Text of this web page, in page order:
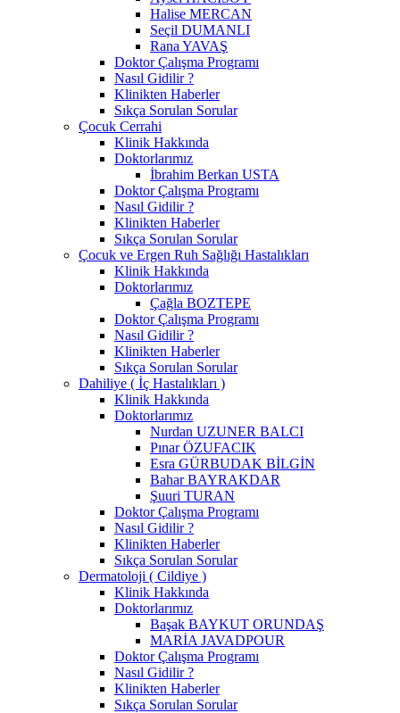
Halise MERCAN
Seçil DUMANLI
Rana YAVAŞ
Doktor Çalışma Programı
Nasıl Gidilir ?
Klinikten Haberler
Sıkça Sorulan Sorular
Çocuk Cerrahi
Klinik Hakkında
Doktorlarımız
İbrahim Berkan USTA
Doktor Çalışma Programı
Nasıl Gidilir ?
Klinikten Haberler
Sıkça Sorulan Sorular
Çocuk ve Ergen Ruh Sağlığı Hastalıkları
Klinik Hakkında
Doktorlarımız
Çağla BOZTEPE
Doktor Çalışma Programı
Nasıl Gidilir ?
Klinikten Haberler
Sıkça Sorulan Sorular
Dahiliye ( İç Hastalıkları )
Klinik Hakkında
Doktorlarımız
Nurdan UZUNER BALCI
Pınar ÖZUFACIK
Esra GÜRBUDAK BİLGİN
Bahar BAYRAKDAR
Şuuri TURAN
Doktor Çalışma Programı
Nasıl Gidilir ?
Klinikten Haberler
Sıkça Sorulan Sorular
Dermatoloji ( Cildiye )
Klinik Hakkında
Doktorlarımız
Başak BAYKUT ORUNDAŞ
MARİA JAVADPOUR
Doktor Çalışma Programı
Nasıl Gidilir ?
Klinikten Haberler
Sıkça Sorulan Sorular